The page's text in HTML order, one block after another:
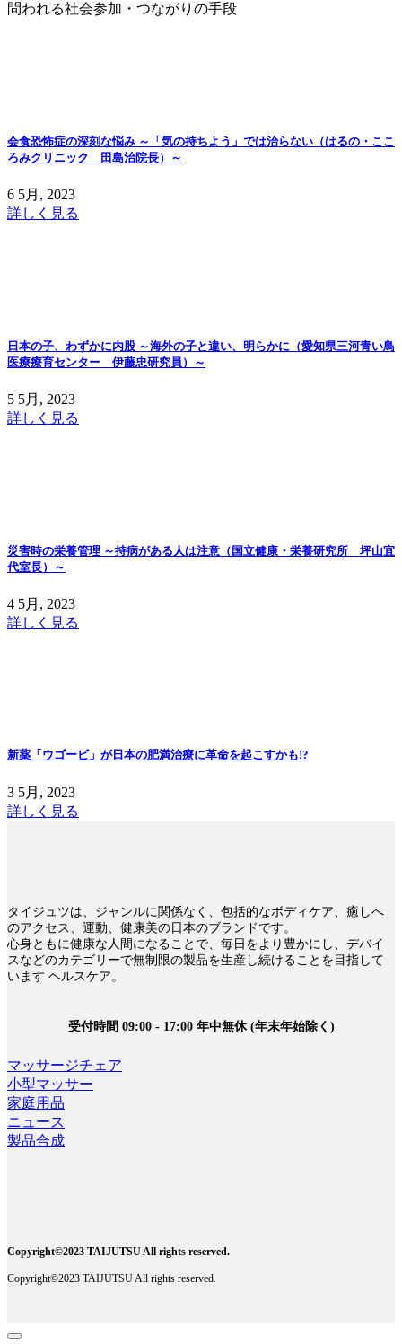
問われる社会参加・つながりの手段
会食恐怖症の深刻な悩み ～「気の持ちよう」では治らない（はるの・ここ
ろみクリニック 田島治院長）～
6 5月, 2023
詳しく見る
日本の子、わずかに内股 ～海外の子と違い、明らかに（愛知県三河青い鳥
医療療育センター 伊藤忠研究員）～
5 5月, 2023
詳しく見る
災害時の栄養管理 ～持病がある人は注意（国立健康・栄養研究所 坪山宜
代室長）～
4 5月, 2023
詳しく見る
新薬「ウゴービ」が日本の肥満治療に革命を起こすかも!?
3 5月, 2023
詳しく見る
タイジュツは、ジャンルに関係なく、包括的なボディケア、癒しへ
のアクセス、運動、健康美の日本のブランドです。
心身ともに健康な人間になることで、毎日をより豊かにし、デバイ
スなどのカテゴリーで無制限の製品を生産し続けることを目指して
います ヘルスケア。
受付時間 09:00 - 17:00 年中無休 (年末年始除く)
マッサージチェア
小型マッサー
家庭用品
ニュース
製品合成
Copyright©2023 TAIJUTSU All rights reserved.
Copyright©2023 TAIJUTSU All rights reserved.